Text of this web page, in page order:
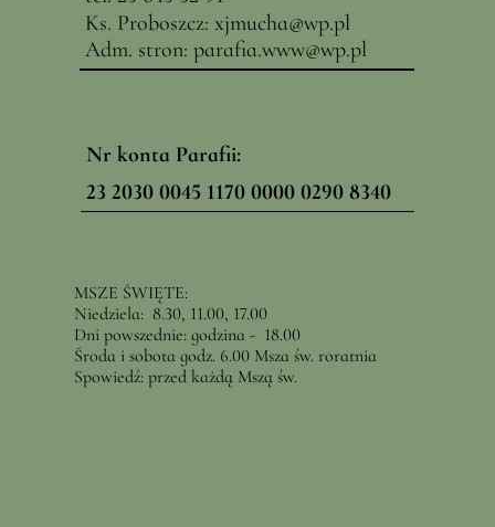
Ks. Proboszcz: xjmucha@wp.pl
Adm. stron: parafia.www@wp.pl
Nr konta Parafii:
23 2030 0045 1170 0000 0290 8340
MSZE ŚWIĘTE:
Niedziela: 8.30, 11.00, 17.00
Dni powszednie: godzina - 18.00
Środa i sobota godz. 6.00 Msza św. roratnia
Spowiedź: przed każdą Mszą św.